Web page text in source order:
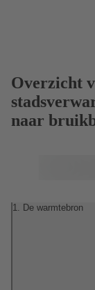
Overzicht
naar
1. De warmtebron